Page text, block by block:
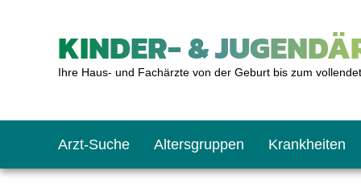
KINDER- &
Ihre Haus- und Fachärzte von der Geburt bis zum
Arzt-Suche Altersgruppen Krankheiten